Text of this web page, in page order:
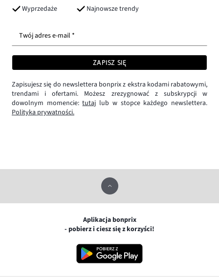
Wyprzedaże
Najnowsze trendy
Twój adres e-mail *
ZAPISZ SIĘ
Zapisujesz się do newslettera bonprix z ekstra kodami rabatowymi,
trendami i ofertami. Możesz zrezygnować z subskrypcji w
dowolnym momencie:tutaj lub w stopce każdego newslettera.
Polityka prywatności.
Aplikacja bonprix
- pobierz i ciesz się z korzyści!